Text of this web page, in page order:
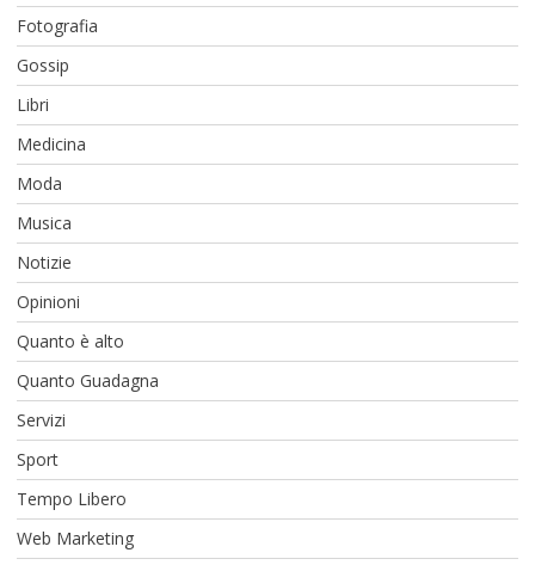
Fotografia
Gossip
Libri
Medicina
Moda
Musica
Notizie
Opinioni
Quanto è alto
Quanto Guadagna
Servizi
Sport
Tempo Libero
Web Marketing